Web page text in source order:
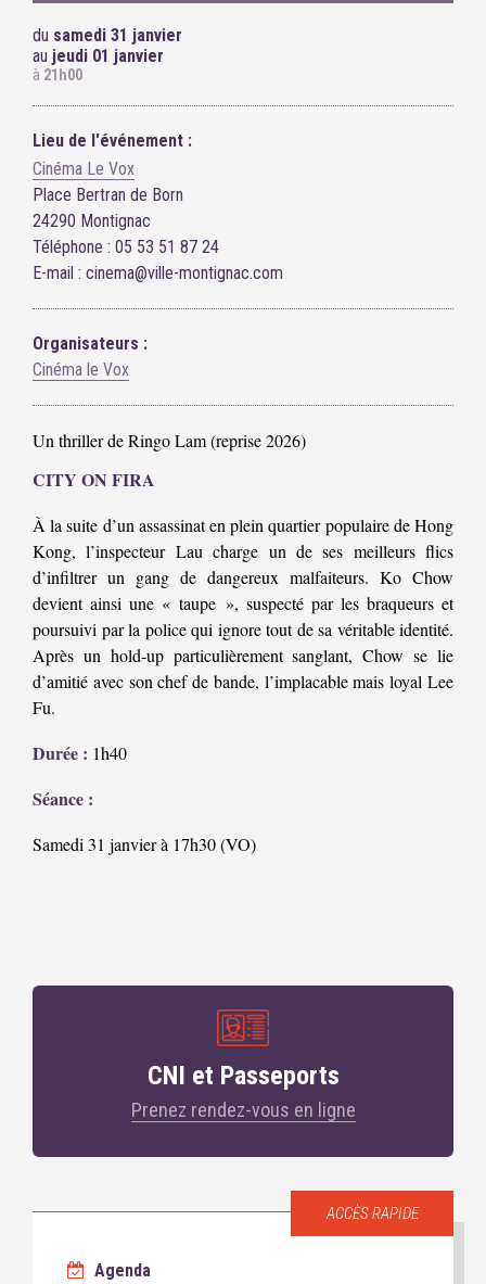
du samedi 31 janvier
au jeudi 01 janvier
à 21h00
Lieu de l'événement :
Cinéma Le Vox
Place Bertran de Born
24290 Montignac
Téléphone : 05 53 51 87 24
E-mail : cinema@ville-montignac.com
Organisateurs :
Cinéma le Vox
Un thriller de Ringo Lam (reprise 2026)
CITY ON FIRA
À la suite d’un assassinat en plein quartier populaire de Hong
Kong, l’inspecteur Lau charge un de ses meilleurs flics
d’infiltrer un gang de dangereux malfaiteurs. Ko Chow
devient ainsi une « taupe », suspecté par les braqueurs et
poursuivi par la police qui ignore tout de sa véritable identité.
Après un hold-up particulièrement sanglant, Chow se lie
d’amitié avec son chef de bande, l’implacable mais loyal Lee
Fu.
Durée : 1h40
Séance :
Samedi 31 janvier à 17h30 (VO)
CNI et Passeports
Prenez rendez-vous en ligne
ACCÈS RAPIDE
Agenda